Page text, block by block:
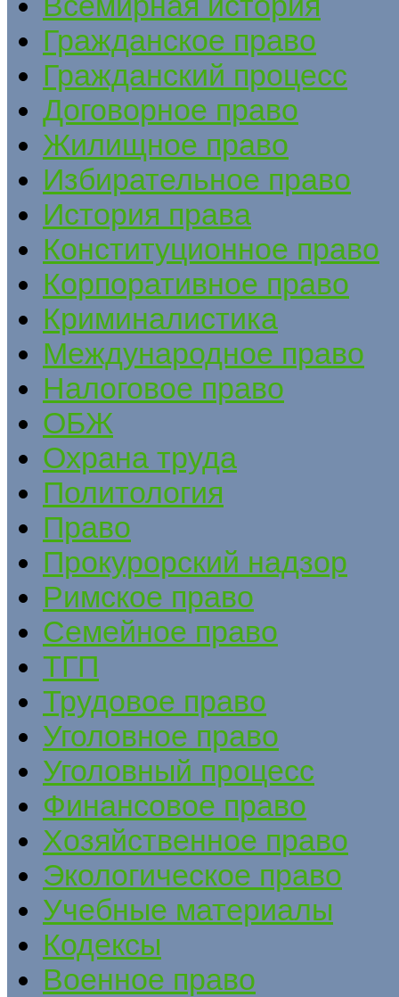
Гражданское право
Гражданский процесс
Договорное право
Жилищное право
Избирательное право
История права
Конституционное право
Корпоративное право
Криминалистика
Международное право
Налоговое право
ОБЖ
Охрана труда
Политология
Право
Прокурорский надзор
Римское право
Семейное право
ТГП
Трудовое право
Уголовное право
Уголовный процесс
Финансовое право
Хозяйственное право
Экологическое право
Учебные материалы
Кодексы
Военное право